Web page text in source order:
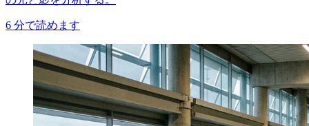
6 分で読めます